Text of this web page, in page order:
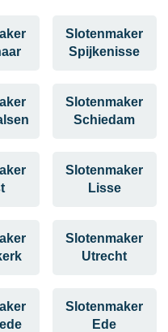
Slotenmaker
Spijkenisse
Slotenmaker
Schiedam
Slotenmaker
Lisse
Slotenmaker
Utrecht
Slotenmaker
Ede